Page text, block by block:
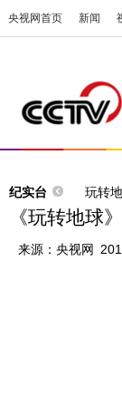
央视网首页 新闻
纪实台 玩转
《玩转地球
来源： 央视网